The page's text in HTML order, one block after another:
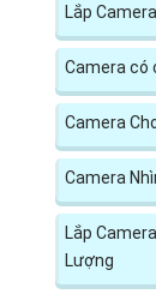
Lắp
Camera có
Camera
Camera
Lắp
Lượng